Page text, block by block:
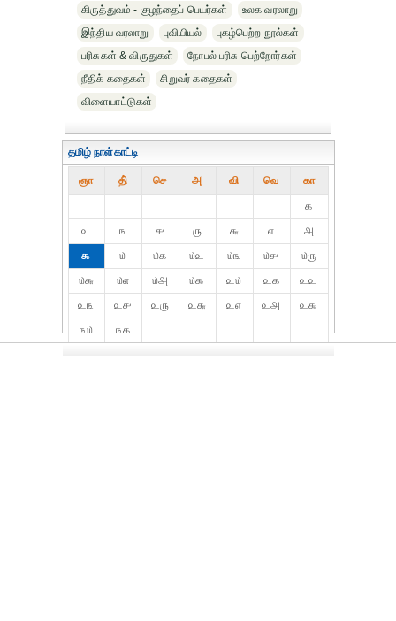
கிருத்துவம் - குழந்தைப் பெயர்கள்
உலக வரலாறு
இந்திய வரலாறு
புவியியல்
புகழ்பெற்ற நூல்கள்
பரிசுகள் & விருதுகள்
நோபல் பரிசு‎ பெற்றோர்‎கள்
நீதிக் கதைகள்
சிறுவர் கதைகள்
விளையாட்டுகள்
தமிழ் நாள்காட்டி
ஞா தி் செ அ வி வெ கா
௧
௨
௩ ௪ ௫ ௬ ௭
௮
௯
௰ ௰௧ ௰௨ ௰௩ ௰௪
௰௫
௰௬
௰௭ ௰௮ ௰௯ ௨௰ ௨௧
௨௨
௨௩
௨௪ ௨௫ ௨௬ ௨௭ ௨௮
௨௯
௩௰
௩௧